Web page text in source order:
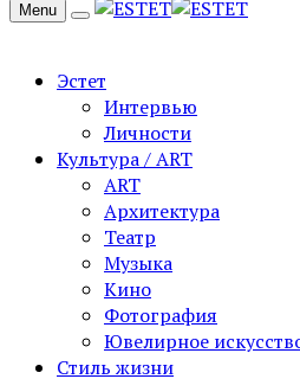
Menu
Эстет
Интервью
Личности
Культура / ART
ART
Архитектура
Театр
Музыка
Кино
Фотография
Ювелирное
Стиль жизни